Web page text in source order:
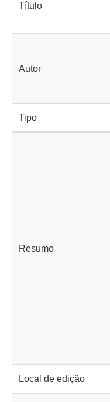
Título
Autor
Tipo
Resumo
Local de edição